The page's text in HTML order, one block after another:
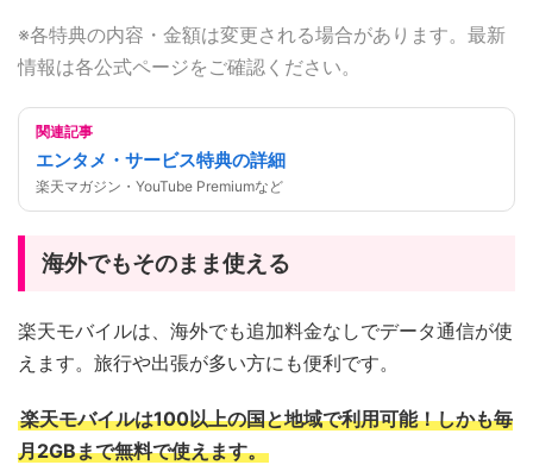
※各特典の内容・金額は変更される場合があります。最新
情報は各公式ページをご確認ください。
関連記事
エンタメ・サービス特典の詳細
楽天マガジン・YouTube Premiumなど
海外でもそのまま使える
楽天モバイルは、海外でも追加料金なしでデータ通信が使
えます。旅行や出張が多い方にも便利です。
楽天モバイルは100以上の国と地域で利用可能！しかも毎
月2GBまで無料で使えます。